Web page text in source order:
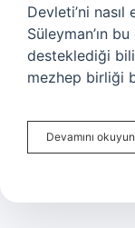
Devleti’ni
Süleyman’ın
desteklediği
mezhep birliği
Devamını okuyun